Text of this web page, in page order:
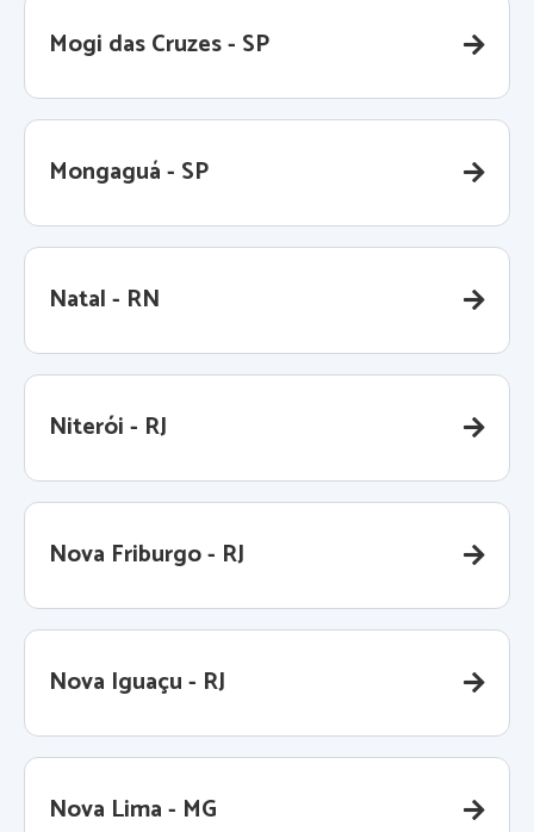
Mogi das Cruzes - SP
Mongaguá - SP
Natal - RN
Niterói - RJ
Nova Friburgo - RJ
Nova Iguaçu - RJ
Nova Lima - MG